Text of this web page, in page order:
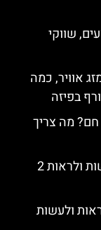
שווקי
אוויר, כמה
בפיזה
מה צריך
יומיים בפיזה – טיפים והמלצות מה לעשות ולראות 2
ולעשות